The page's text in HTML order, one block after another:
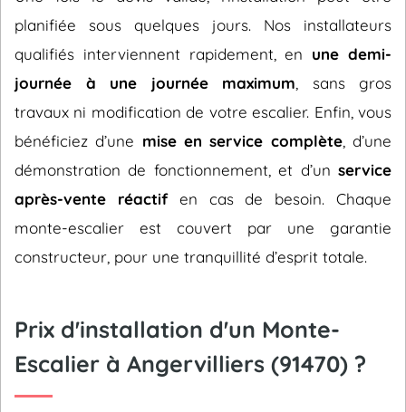
planifiée sous quelques jours. Nos installateurs
qualifiés interviennent rapidement, en une demi-
journée à une journée maximum , sans gros
travaux ni modification de votre escalier. Enfin, vous
bénéficiez d’une mise en service complète, d’une
démonstration de fonctionnement, et d’un service
après-vente réactifen cas de besoin. Chaque
monte-escalier est couvert par une garantie
constructeur, pour une tranquillité d’esprit totale.
Prix d'installation d'un Monte-
Escalier à Angervilliers (91470) ?